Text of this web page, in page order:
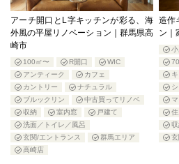
アーチ開口とL字キッチンが彩る、海
外風の平屋リノベーション｜群馬県高
崎市
100㎡〜 R開口
WIC
アンティーク
カフェ
カントリー
ナチュラル
ブルックリン
中古買ってリノベ
収納
室内窓
戸建て
洗面／トイレ／風呂
玄関/エントランス
群馬エリア
高崎店
造作
ン｜